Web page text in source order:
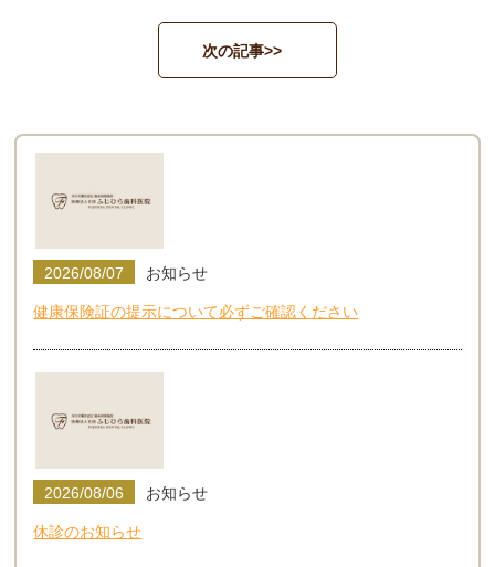
次の記事>>
2026/08/07 お知らせ
健康保険証の提示について必ずご確認ください
2026/08/06 お知らせ
休診のお知らせ